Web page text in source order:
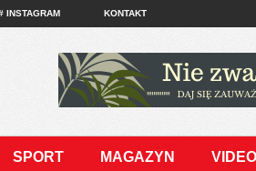
INSTAGRAM KONTAKT
SPORT MAGAZYN VIDEO